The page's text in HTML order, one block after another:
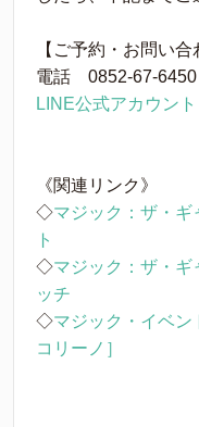
【ご予約・お問い合
電話 0852-67-6450
LINE公式アカウント
《関連リンク》
◇マジック：ザ・ギ
ト
◇マジック：ザ・
ッチ
◇マジック・イベン
コリーノ］